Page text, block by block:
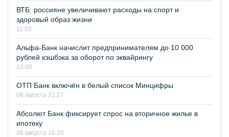
ВТБ: россияне увеличивают расходы на спорт и
здоровый образ жизни
11:50
Альфа-Банк начислит предпринимателям до 10 000
рублей кэшбэка за оборот по эквайрингу
10:00
ОТП Банк включён в белый список Минцифры
06 августа 21:27
Абсолют Банк фиксирует спрос на вторичное жилье в
ипотеку
06 августа 16:20